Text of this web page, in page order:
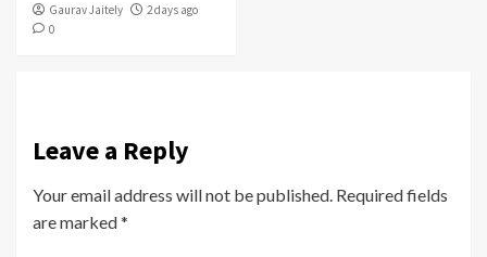
Gaurav Jaitely
2 days ago
0
Leave a Reply
Your email address will not be published. Required fields
are marked*